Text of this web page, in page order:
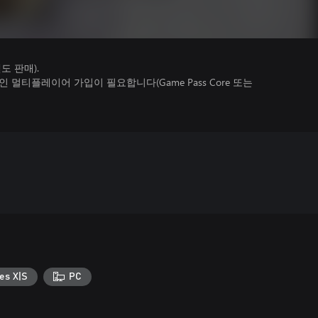
판매).
멀티플레이어 가입이 필요합니다(Game Pass Core 또는
X|S PC